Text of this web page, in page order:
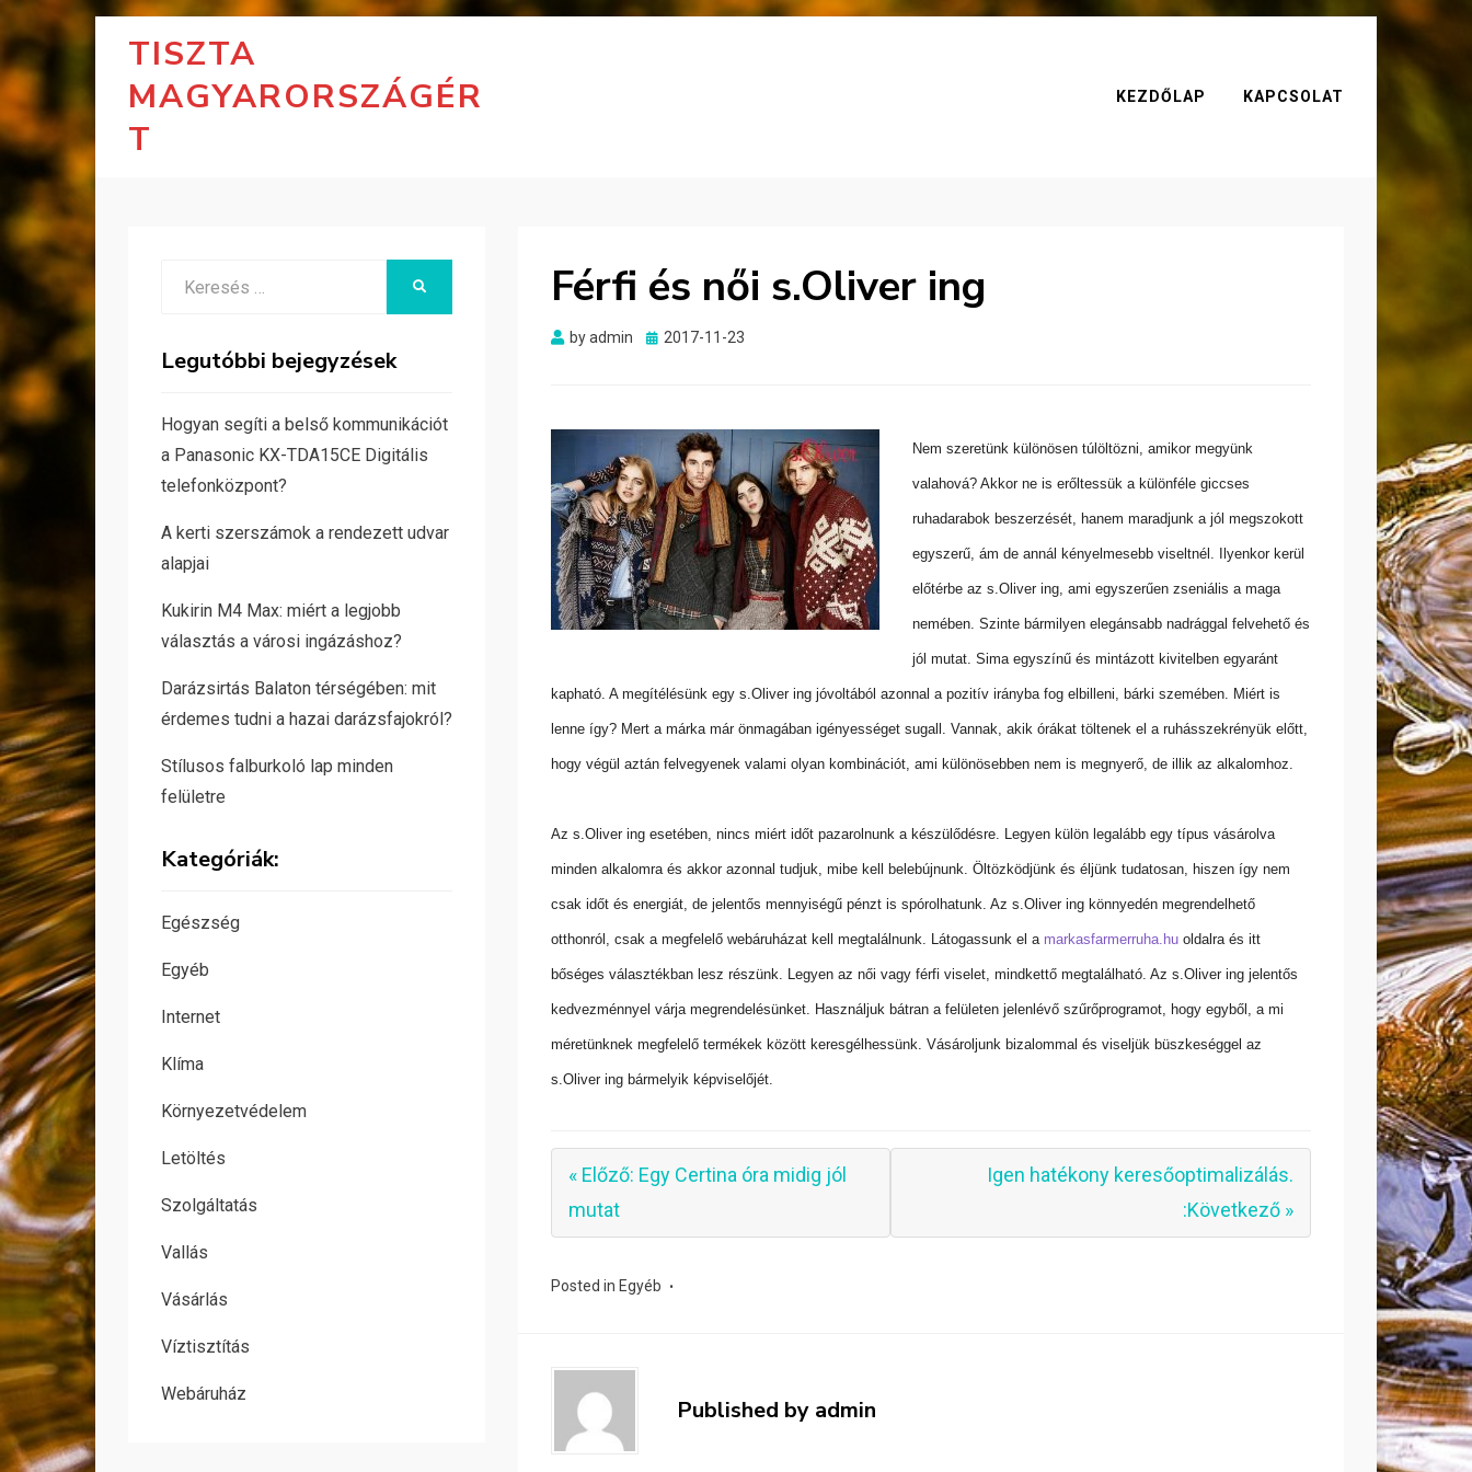
TISZTA
MAGYARORSZÁGÉR
T
KEZDŐLAP KAPCSOLAT
Férfi és női s.Oliver ing
byadmin
Posted
2017-11-23
Nem szeretünk különösen túlöltözni, amikor megyünk
valahová? Akkor ne is erőltessük a különféle giccses
ruhadarabok beszerzését, hanem maradjunk a jól megszokott
egyszerű, ám de annál kényelmesebb viseltnél. Ilyenkor kerül
előtérbe az s.Oliver ing, ami egyszerűen zseniális a maga
nemében. Szinte bármilyen elegánsabb nadrággal felvehető és
jól mutat. Sima egyszínű és mintázott kivitelben egyaránt
kapható. A megítélésünk egy s.Oliver ing jóvoltából azonnal a pozitív irányba fog elbilleni, bárki szemében. Miért is
lenne így? Mert a márka már önmagában igényességet sugall. Vannak, akik órákat töltenek el a ruhásszekrényük előtt,
hogy végül aztán felvegyenek valami olyan kombinációt, ami különösebben nem is megnyerő, de illik az alkalomhoz.
Az s.Oliver ing esetében, nincs miért időt pazarolnunk a készülődésre. Legyen külön legalább egy típus vásárolva
minden alkalomra és akkor azonnal tudjuk, mibe kell belebújnunk. Öltözködjünk és éljünk tudatosan, hiszen így nem
csak időt és energiát, de jelentős mennyiségű pénzt is spórolhatunk. Az s.Oliver ing könnyedén megrendelhető
otthonról, csak a megfelelő webáruházat kell megtalálnunk. Látogassunk el a markasfarmerruha.hu oldalra és itt
bőséges választékban lesz részünk. Legyen az női vagy férfi viselet, mindkettő megtalálható. Az s.Oliver ing jelentős
kedvezménnyel várja megrendelésünket. Használjuk bátran a felületen jelenlévő szűrőprogramot, hogy egyből, a mi
méretünknek megfelelő termékek között keresgélhessünk. Vásároljunk bizalommal és viseljük büszkeséggel az
s.Oliver ing bármelyik képviselőjét.
« Előző: Egy Certina óra midig jól
mutat
Igen hatékony keresőoptimalizálás.
:Következő »
Posted in Egyéb
Published by admin
Legutóbbi bejegyzések
Hogyan segíti a belső kommunikációt
a Panasonic KX-TDA15CE Digitális
telefonközpont?
A kerti szerszámok a rendezett udvar
alapjai
Kukirin M4 Max: miért a legjobb
választás a városi ingázáshoz?
Darázsirtás Balaton térségében: mit
érdemes tudni a hazai darázsfajokról?
Stílusos falburkoló lap minden
felületre
Kategóriák:
Egészség
Egyéb
Internet
Klíma
Környezetvédelem
Letöltés
Szolgáltatás
Vallás
Vásárlás
Víztisztítás
Webáruház